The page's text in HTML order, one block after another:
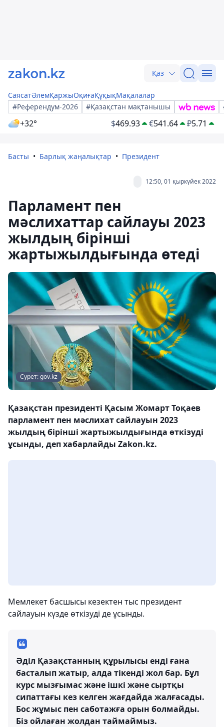
Қаз
СаясатӘлемҚаржыОқиғаҚұқықМақалалар
#Референдум-2026
#Қазақстан мақтанышы
+32° $469.93 €541.64 ₽5.71
Басты Барлық жаңалықтар Президент
12:50, 01 қыркүйек 2022
Парламент пен
мәслихаттар сайлауы 2023
жылдың бірінші
жартыжылдығында өтеді
Сурет: gov.kz
Қазақстан президенті Қасым Жомарт Тоқаев
парламент пен мәслихат сайлауын 2023
жылдың бірінші жартыжылдығында өткізуді
ұсынды, деп хабарлайды Zakon.kz.
Мемлекет басшысы кезектен тыс президент
сайлауын күзде өткізуді де ұсынды.
Әділ Қазақстанның құрылысы енді ғана
басталып жатыр, алда тікенді жол бар. Бұл
курс мызғымас және ішкі және сыртқы
сипаттағы кез келген жағдайда жалғасады.
Бос жұмыс пен саботажға орын болмайды.
Біз ойлаған жолдан таймаймыз.